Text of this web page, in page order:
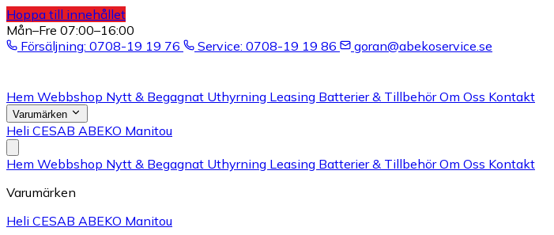
Hoppa till innehållet
Mån–Fre 07:00–16:00
Försäljning: 0708-19 19 76
Service: 0708-19 19 86 goran@abekoservice.se
Hem Webbshop Nytt & Begagnat Uthyrning Leasing Batterier & TillbehörOm Oss Kontakt
Varumärken
Heli CESAB ABEKO Manitou
Hem Webbshop Nytt & Begagnat Uthyrning Leasing Batterier & TillbehörOm Oss Kontakt
Varumärken
Heli CESAB ABEKO Manitou